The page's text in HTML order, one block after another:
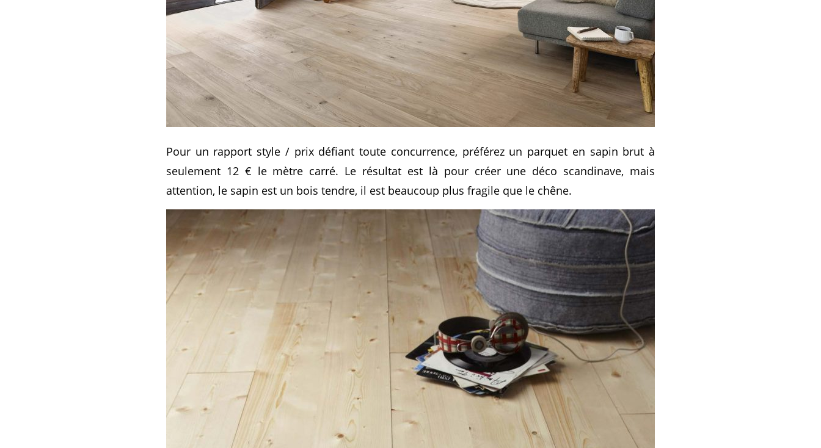
Pour un rapport style / prix défiant toute concurrence, préférez un parquet en sapin brut à
seulement 12 € le mètre carré. Le résultat est là pour créer une déco scandinave, mais
attention, le sapin est un bois tendre, il est beaucoup plus fragile que le chêne.